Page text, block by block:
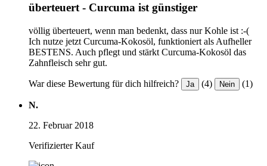
überteuert - Curcuma ist günstiger
völlig überteuert, wenn man bedenkt, dass nur Kohle ist :-(
Ich nutze jetzt Curcuma-Kokosöl, funktioniert als Aufheller
BESTENS. Auch pflegt und stärkt Curcuma-Kokosöl das
Zahnfleisch sehr gut.
War diese Bewertung für dich hilfreich? Ja (4) Nein (1)
N.
22. Februar 2018
Verifizierter Kauf